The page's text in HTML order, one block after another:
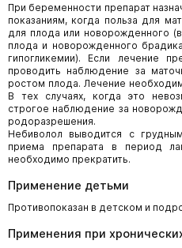
При беременности препарат
показаниям, когда польза для
для плода или новорожденного
плода и новорожденного
гипогликемии). Если лечение
проводить наблюдение за
ростом плода. Лечение
В тех случаях, когда это
строгое наблюдение за
родоразрешения.
Небиволол выводится с
приема препарата в период
необходимо прекратить.
Применение детьми
Противопоказан в детском и
Применения при